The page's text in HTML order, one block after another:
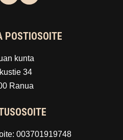
POSTIOSOITE
kunta
34
Ranua
003701919748